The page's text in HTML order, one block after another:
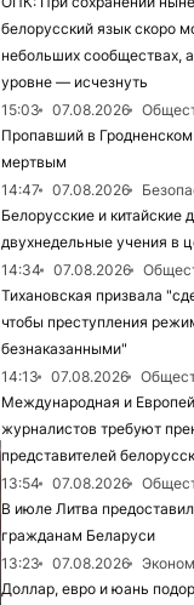
белорусский язык скоро
небольших сообществах,
уровне — исчезнуть
15:03
07.08.2026
Пропавший в
мертвым
14:47
07.08.2026
Белорусские и китайские
двухнедельные учения в
14:34
07.08.2026
Тихановская призвала
чтобы преступления
безнаказанными"
14:13
07.08.2026
Международная и
журналистов требуют
представителей
13:54
07.08.2026
В июле Литва
гражданам Беларуси
13:23
07.08.2026
Доллар, евро и юань